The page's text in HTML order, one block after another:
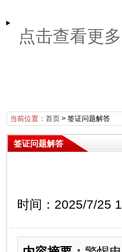
点击查看更多
当前位置： 首页> 签证问题解答
签证问题解答
时间：2025/7/25